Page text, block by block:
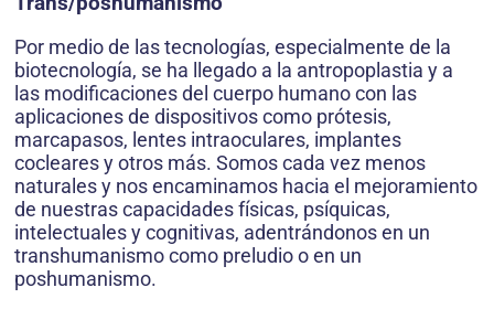
Por medio de las tecnologías, especialmente de la
biotecnología, se ha llegado a la antropoplastia y a
las modificaciones del cuerpo humano con las
aplicacio­nes de dispositivos como prótesis,
marcapasos, lentes intraoculares, implantes
cocleares y otros más. Somos cada vez menos
naturales y nos encaminamos hacia el mejoramiento
de nuestras capacidades físicas, psíqui­cas,
intelectuales y cognitivas, adentrándonos en un
transhumanismo como preludio o en un
poshumanismo.